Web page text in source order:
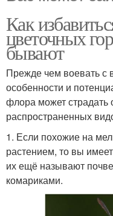
Как
цветочных
бывают
Прежде чем воевать с
особенности и
флора может страдать
распространенных
1. Если похожие на
растением, то вы
их ещё называют
комариками.